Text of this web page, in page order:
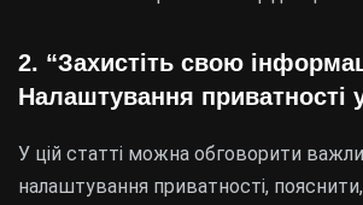
2. “Захистіть свою
Налаштування приватності
У цій статті можна обговорити
налаштування приватності,